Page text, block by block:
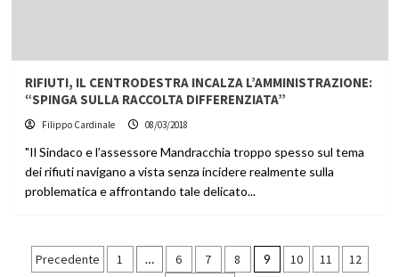
RIFIUTI, IL CENTRODESTRA INCALZA L’AMMINISTRAZIONE:
“SPINGA SULLA RACCOLTA DIFFERENZIATA”
Filippo Cardinale 08/03/2018
"Il Sindaco e l’assessore Mandracchia troppo spesso sul tema
dei rifiuti navigano a vista senza incidere realmente sulla
problematica e affrontando tale delicato...
Paginazione
Precedente 1 … 6 7 8 9 10 11 12